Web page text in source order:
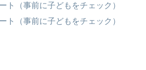
ト（事前に子どもをチェック）
ト（事前に子どもをチェック）